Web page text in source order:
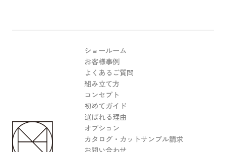
ショールーム
お客様事例
よくあるご質問
組み立て方
コンセプト
初めてガイド
選ばれる理由
オプション
カタログ・カットサンプル請求
お問い合わせ